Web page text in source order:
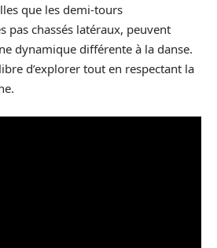
que les demi-tours
pas chassés latéraux, peuvent
dynamique différente à la danse.
d’explorer tout en respectant la